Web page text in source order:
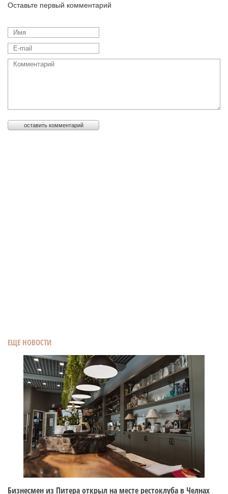
ЕЩЕ НОВОСТИ
Бизнесмен из Питера открыл на месте рестоклуба в Челнах
Оставьте первый комментарий